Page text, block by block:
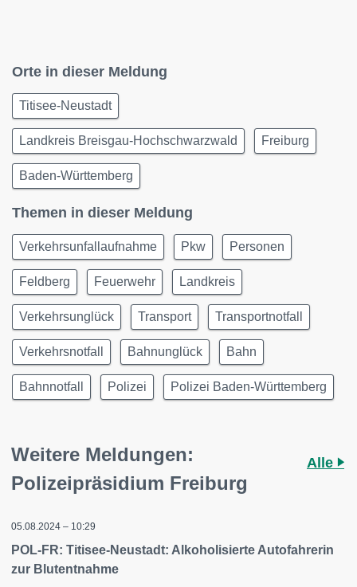
Orte in dieser Meldung
Titisee-Neustadt
Landkreis Breisgau-Hochschwarzwald Freiburg
Baden-Württemberg
Themen in dieser Meldung
Verkehrsunfallaufnahme Pkw Personen
Feldberg Feuerwehr Landkreis
Verkehrsunglück Transport Transportnotfall
Verkehrsnotfall Bahnunglück Bahn
Bahnnotfall Polizei Polizei Baden-Württemberg
Weitere Meldungen:
Polizeipräsidium Freiburg
Alle
05.08.2024 – 10:29
POL-FR: Titisee-Neustadt: Alkoholisierte Autofahrerin
zur Blutentnahme